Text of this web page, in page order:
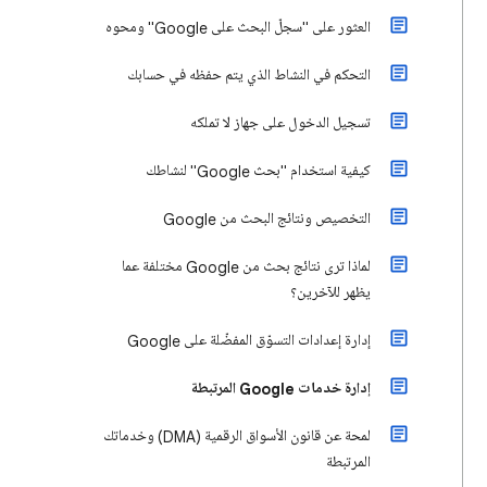
العثور على "سجلّ البحث على Google" ومحوه
التحكم في النشاط الذي يتم حفظه في حسابك
تسجيل الدخول على جهاز لا تملكه
كيفية استخدام "بحث Google" لنشاطك
التخصيص ونتائج البحث من Google
لماذا ترى نتائج بحث من Google مختلفة عما
يظهر للآخرين؟
إدارة إعدادات التسوّق المفضّلة على Google
إدارة خدمات Google المرتبطة
لمحة عن قانون الأسواق الرقمية (DMA) وخدماتك
المرتبطة